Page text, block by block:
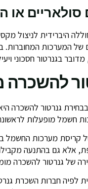
היברידית לניצול
של המערכות המחוברות.
בגנרטור חסכוני
להשכרה
גנרטור להשכרה
לראשונה צריכת
קריסת מערכות החשמל
אלא גם בהתנעה
של גנרטור להשכרה